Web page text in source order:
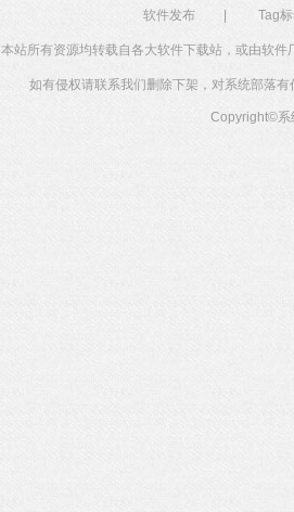
软件发布 Tag
本站所有资源均转载自各大软件下载站，或由软
如有侵权请联系我们删除下架，对系统部落
Copyright©系